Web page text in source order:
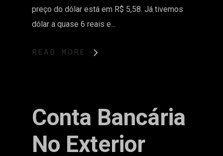
preço do dólar está em R$ 5,58. Já tivemos
dólar a quase 6 reais e...
READ MORE
Conta Bancária
No Exterior